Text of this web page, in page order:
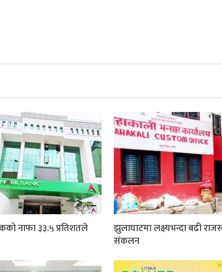
नाफा ३३.५ प्रतिशतले
झुलाघाटमा लक्ष्यभन्दा बढी
संकलन